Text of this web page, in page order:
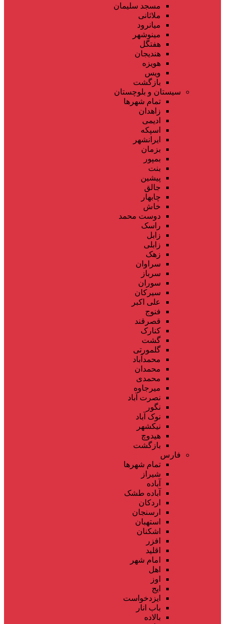
مسجد سلیمان
ملاثانی
میانرود
مینوشهر
هفتگل
هندیجان
هویزه
ویس
بازگشت
سیستان و بلوچستان
تمام شهر‌ها
زاهدان
ادیمی
اسپکه
ایرانشهر
بزمان
بمپور
بنت
پیشین
جالق
چابهار
خاش
دوست محمد
راسک
زابل
زابلی
زهک
سراوان
سرباز
سوران
سیرکان
علی اکبر
فنوج
قصرقند
کنارک
گشت
گلمورتی
محمدآباد
محمدان
محمدی
میرجاوه
نصرت آباد
نگور
نوک آباد
نیکشهر
هیدوچ
بازگشت
فارس
تمام شهر‌ها
شیراز
آباده
آباده طشک
اردکان
ارسنجان
استهبان
اشکنان
افزر
اقلید
امام شهر
اهل
اوز
ایج
ایزدخواست
باب انار
بالاده